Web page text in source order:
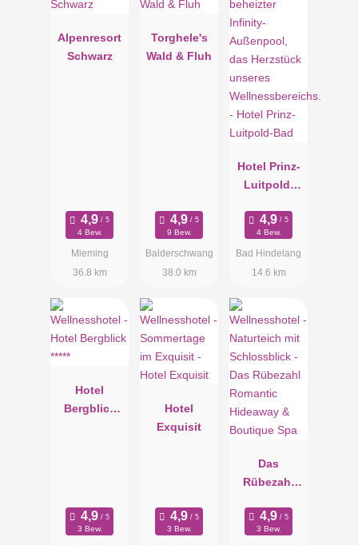
Alpenresort
Schwarz
4 Bew.
Mieming
36.8 km
Torghele's
Wald & Fluh
9 Bew.
Balderschwang
38.0 km
Hotel Prinz-
Luitpold-
4 Bew.
Bad Hindelang
14.6 km
Hotel
Bergblick
3 Bew.
Hotel
Exquisit
3 Bew.
Das
Rübezahl
Hideaway &
Boutique
3 Bew.